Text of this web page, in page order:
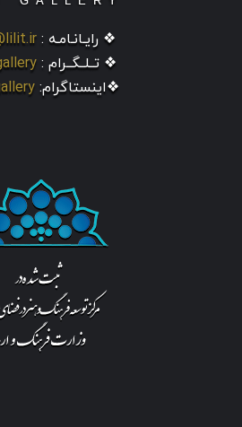
❖ رایـانـامـه :
❖ تــلــگــرام :
❖اینستاگرام: